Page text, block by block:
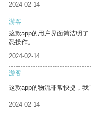
2024-02-14
游客
这款app的用户界面简洁明
悉操作。
2024-02-14
游客
这款app的物流非常快捷，我
2024-02-14